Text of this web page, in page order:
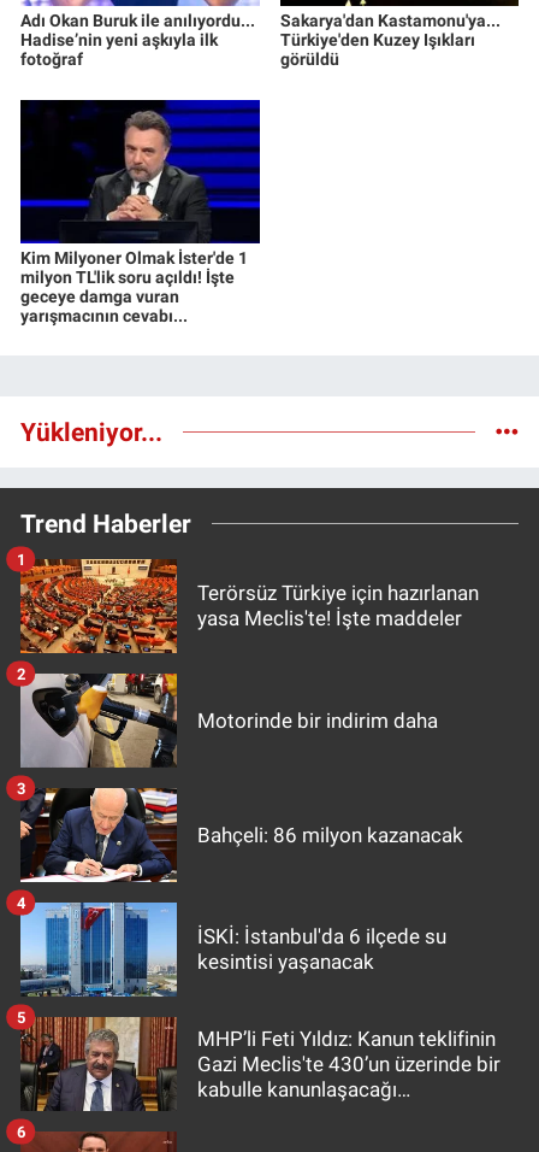
Adı Okan Buruk ile anılıyordu...
Hadise’nin yeni aşkıyla ilk
fotoğraf
Sakarya'dan Kastamonu'ya...
Türkiye'den Kuzey Işıkları
görüldü
Kim Milyoner Olmak İster'de 1
milyon TL'lik soru açıldı! İşte
geceye damga vuran
yarışmacının cevabı...
Yükleniyor...
Trend Haberler
Terörsüz Türkiye için hazırlanan
yasa Meclis'te! İşte maddeler
1
Motorinde bir indirim daha
2
Bahçeli: 86 milyon kazanacak
3
İSKİ: İstanbul'da 6 ilçede su
kesintisi yaşanacak
4
MHP’li Feti Yıldız: Kanun teklifinin
Gazi Meclis'te 430’un üzerinde bir
kabulle kanunlaşacağı
5
6